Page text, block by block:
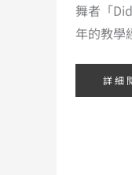
舞者「
年的教學
詳細